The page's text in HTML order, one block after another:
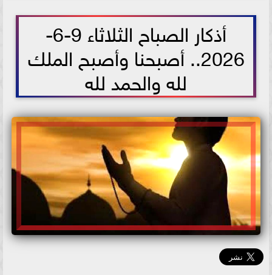
أذكار الصباح الثلاثاء 9-6-
2026.. أصبحنا وأصبح الملك
لله والحمد لله